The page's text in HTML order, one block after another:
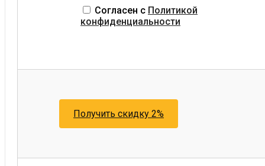
Согласен с Политикой
конфиденциальности
Получить скидку 2%